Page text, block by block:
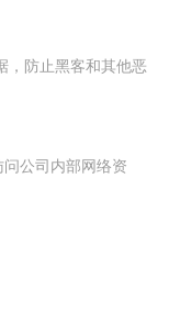
，防止黑客和其他恶
公司内部网络资